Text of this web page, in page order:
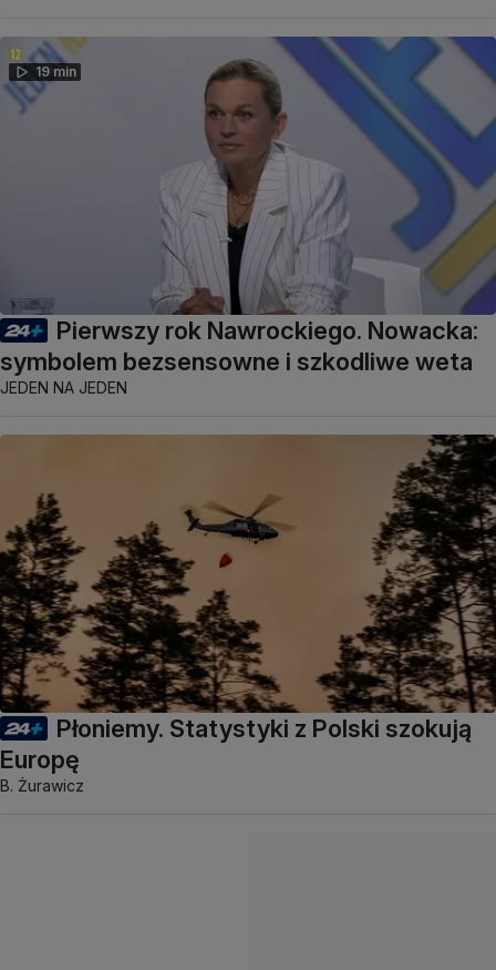
19 min
Pierwszy rok Nawrockiego. Nowacka:
symbolem bezsensowne i szkodliwe weta
JEDEN NA JEDEN
Płoniemy. Statystyki z Polski szokują
Europę
B. Żurawicz